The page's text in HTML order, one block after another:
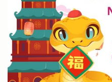
mọi khía cạnh đều có